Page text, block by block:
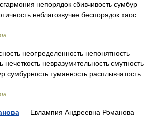
непорядок сбивчивость сумбур
неблагозвучие беспорядок хаос
неопределенность непонятность
нечеткость невразумительность смутность
сумбурность туманность расплывчатость
— Евлампия Андреевна Романова